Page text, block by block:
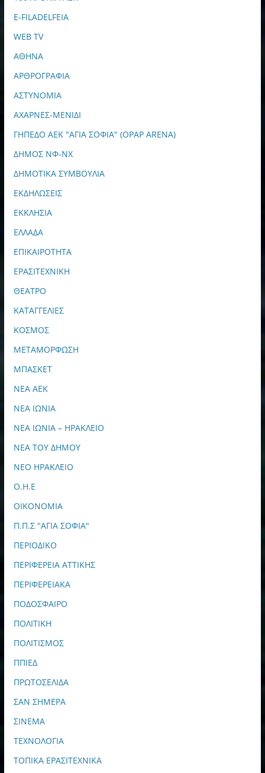
E-FILADELFEIA
WEB TV
ΑΘΗΝΑ
ΑΡΘΡΟΓΡΑΦΙΑ
ΑΣΤΥΝΟΜΙΑ
ΑΧΑΡΝΕΣ-ΜΕΝΙΔΙ
ΓΗΠΕΔΟ ΑΕΚ "ΑΓΙΑ ΣΟΦΙΑ" (OPAP ARENA)
ΔΗΜΟΣ ΝΦ-ΝΧ
ΔΗΜΟΤΙΚΑ ΣΥΜΒΟΥΛΙΑ
ΕΚΔΗΛΩΣΕΙΣ
ΕΚΚΛΗΣΙΑ
ΕΛΛΑΔΑ
ΕΠΙΚΑΙΡΟΤΗΤΑ
ΕΡΑΣΙΤΕΧΝΙΚΗ
ΘΕΑΤΡΟ
ΚΑΤΑΓΓΕΛΙΕΣ
ΚΟΣΜΟΣ
ΜΕΤΑΜΟΡΦΩΣΗ
ΜΠΑΣΚΕΤ
ΝΕΑ ΑΕΚ
ΝΕΑ ΙΩΝΙΑ
ΝΕΑ ΙΩΝΙΑ – ΗΡΑΚΛΕΙΟ
ΝΕΑ ΤΟΥ ΔΗΜΟΥ
ΝΕΟ ΗΡΑΚΛΕΙΟ
Ο.Η.Ε
ΟΙΚΟΝΟΜΙΑ
Π.Π.Σ "ΑΓΙΑ ΣΟΦΙΑ"
ΠΕΡΙΟΔΙΚΟ
ΠΕΡΙΦΕΡΕΙΑ ΑΤΤΙΚΗΣ
ΠΕΡΙΦΕΡΕΙΑΚΑ
ΠΟΔΟΣΦΑΙΡΟ
ΠΟΛΙΤΙΚΗ
ΠΟΛΙΤΙΣΜΟΣ
ΠΠΙΕΔ
ΠΡΩΤΟΣΕΛΙΔΑ
ΣΑΝ ΣΗΜΕΡΑ
ΣΙΝΕΜΑ
ΤΕΧΝΟΛΟΓΙΑ
ΤΟΠΙΚΑ ΕΡΑΣΙΤΕΧΝΙΚΑ